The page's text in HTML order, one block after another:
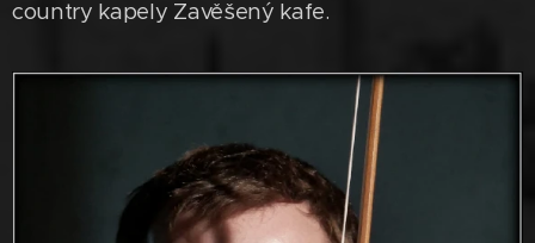
country kapely Zavěšený kafe.